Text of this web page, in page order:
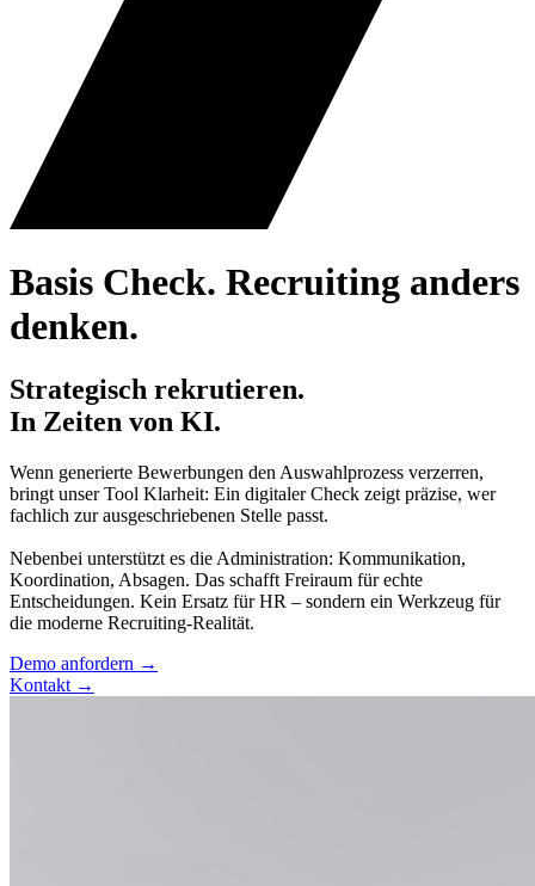
Basis Check. Recruiting anders
denken.
Strategisch rekrutieren.
In Zeiten von KI.
Wenn generierte Bewerbungen den Auswahlprozess verzerren,
bringt unser Tool Klarheit: Ein digitaler Check zeigt präzise, wer
fachlich zur ausgeschriebenen Stelle passt.
Nebenbei unterstützt es die Administration: Kommunikation,
Koordination, Absagen. Das schafft Freiraum für echte
Entscheidungen. Kein Ersatz für HR – sondern ein Werkzeug für
die moderne Recruiting-Realität.
Demo anfordern →
Kontakt →